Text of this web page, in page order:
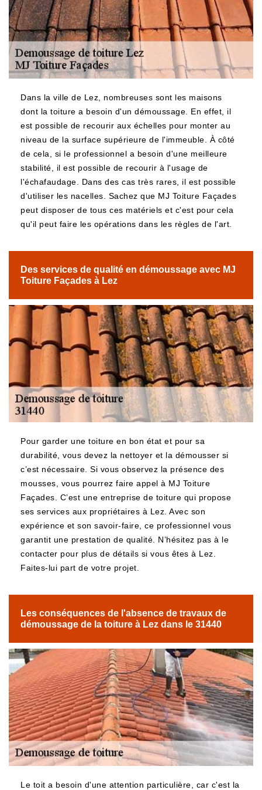
Dans la ville de Lez, nombreuses sont les maisons
dont la toiture a besoin d'un démoussage. En effet, il
est possible de recourir aux échelles pour monter au
niveau de la surface supérieure de l'immeuble. À côté
de cela, si le professionnel a besoin d'une meilleure
stabilité, il est possible de recourir à l'usage de
l'échafaudage. Dans des cas très rares, il est possible
d'utiliser les nacelles. Sachez que MJ Toiture Façades
peut disposer de tous ces matériels et c'est pour cela
qu'il peut faire les opérations dans les règles de l'art.
Des services de qualité en démoussage avec MJ
Toiture Façades à Lez
Pour garder une toiture en bon état et pour sa
durabilité, vous devez la nettoyer et la démousser si
c’est nécessaire. Si vous observez la présence des
mousses, vous pourrez faire appel à MJ Toiture
Façades. C’est une entreprise de toiture qui propose
ses services aux propriétaires à Lez. Avec son
expérience et son savoir-faire, ce professionnel vous
garantit une prestation de qualité. N’hésitez pas à le
contacter pour plus de détails si vous êtes à Lez.
Faites-lui part de votre projet.
Les conséquences de l'absence de travaux de
démoussage de la toiture à Lez dans le 31440
Le toit a besoin d'une attention particulière, car c'est la